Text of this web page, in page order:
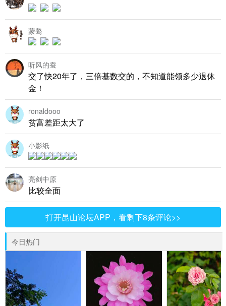
蒙骜
听风的蚕
交了快20年了，三倍基数交的，不知道能领多少退休
金！
ronaldooo
贫富差距太大了
小影纸
亮剑中原
比较全面
打开昆山论坛APP，看剩下8条评论>>
今日热门